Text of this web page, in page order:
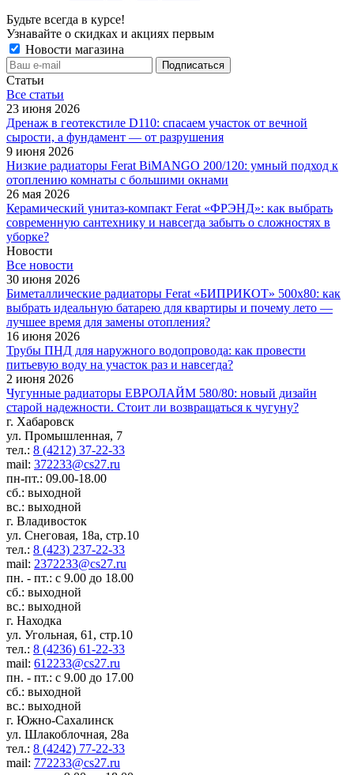
Будьте всегда в курсе!
Узнавайте о скидках и акциях первым
Новости магазина
Статьи
Все cтатьи
23 июня 2026
Дренаж в геотекстиле D110: спасаем участок от вечной
сырости, а фундамент — от разрушения
9 июня 2026
Низкие радиаторы Ferat BiMANGO 200/120: умный подход к
отоплению комнаты с большими окнами
26 мая 2026
Керамический унитаз-компакт Ferat «ФРЭНД»: как выбрать
современную сантехнику и навсегда забыть о сложностях в
уборке?
Новости
Все новости
30 июня 2026
Биметаллические радиаторы Ferat «БИПРИКОТ» 500x80: как
выбрать идеальную батарею для квартиры и почему лето —
лучшее время для замены отопления?
16 июня 2026
Трубы ПНД для наружного водопровода: как провести
питьевую воду на участок раз и навсегда?
2 июня 2026
Чугунные радиаторы ЕВРОЛАЙМ 580/80: новый дизайн
старой надежности. Стоит ли возвращаться к чугуну?
г. Хабаровск
ул. Промышленная, 7
тел.: 8 (4212) 37-22-33
mail: 372233@cs27.ru
пн-пт.: 09.00-18.00
сб.: выходной
вс.: выходной
г. Владивосток
ул. Снеговая, 18а, стр.10
тел.: 8 (423) 237-22-33
mail: 2372233@cs27.ru
пн. - пт.: с 9.00 до 18.00
сб.: выходной
вс.: выходной
г. Находка
ул. Угольная, 61, стр.10
тел.: 8 (4236) 61-22-33
mail: 612233@cs27.ru
пн. - пт.: с 9.00 до 17.00
сб.: выходной
вс.: выходной
г. Южно-Сахалинск
ул. Шлакоблочная, 28а
тел.: 8 (4242) 77-22-33
mail: 772233@cs27.ru